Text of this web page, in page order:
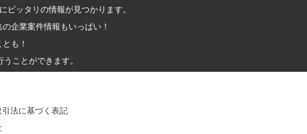
ッタリの情報が見つかります。
企業案件情報もいっぱい！
も！
ことができます。
法に基づく表記